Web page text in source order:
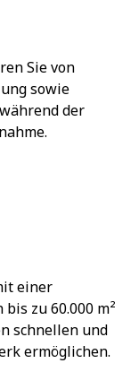
Sie von
sowie
der
einer
zu 60.000 m²
schnellen und
ermöglichen.